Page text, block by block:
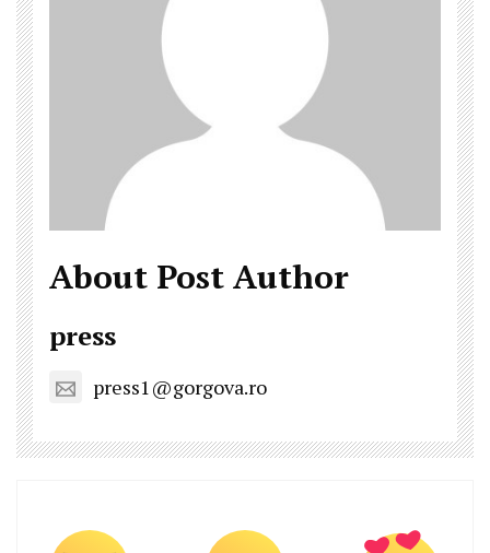
About Post Author
press
press1@gorgova.ro